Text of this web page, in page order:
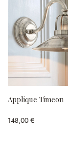
Applique Timeon
148,00 €